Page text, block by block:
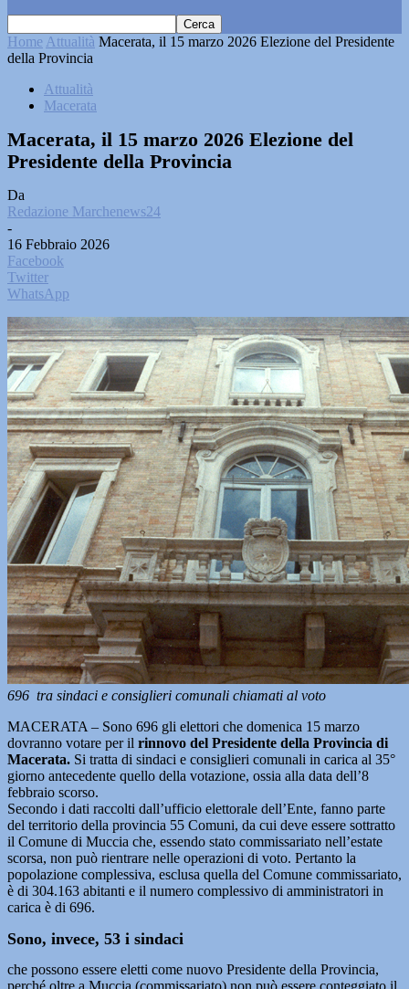
Home Attualità Macerata, il 15 marzo 2026 Elezione del Presidente
della Provincia
Attualità
Macerata
Macerata, il 15 marzo 2026 Elezione del
Presidente della Provincia
Da
Redazione Marchenews24
-
16 Febbraio 2026
Facebook
Twitter
WhatsApp
696 tra sindaci e consiglieri comunali chiamati al voto
MACERATA – Sono 696 gli elettori che domenica 15 marzo
dovranno votare per il rinnovo del Presidente della Provincia di
Macerata. Si tratta di sindaci e consiglieri comunali in carica al 35°
giorno antecedente quello della votazione, ossia alla data dell’8
febbraio scorso.
Secondo i dati raccolti dall’ufficio elettorale dell’Ente, fanno parte
del territorio della provincia 55 Comuni, da cui deve essere sottratto
il Comune di Muccia che, essendo stato commissariato nell’estate
scorsa, non può rientrare nelle operazioni di voto. Pertanto la
popolazione complessiva, esclusa quella del Comune commissariato,
è di 304.163 abitanti e il numero complessivo di amministratori in
carica è di 696.
Sono, invece, 53 i sindaci
che possono essere eletti come nuovo Presidente della Provincia,
perché oltre a Muccia (commissariato) non può essere conteggiato il